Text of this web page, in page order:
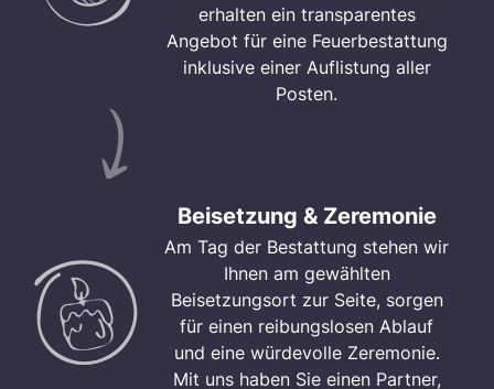
erhalten ein transparentes
Angebot für eine Feuerbestattung
inklusive einer Auflistung aller
Posten.
Beisetzung & Zeremonie
Am Tag der Bestattung stehen wir
Ihnen am gewählten
Beisetzungsort zur Seite, sorgen
für einen reibungslosen Ablauf
und eine würdevolle Zeremonie.
Mit uns haben Sie einen Partner,